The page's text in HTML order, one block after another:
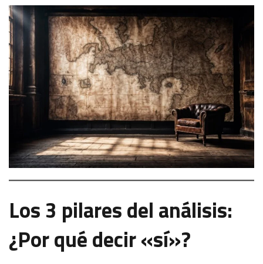
Los 3 pilares del análisis:
¿Por qué decir «sí»?